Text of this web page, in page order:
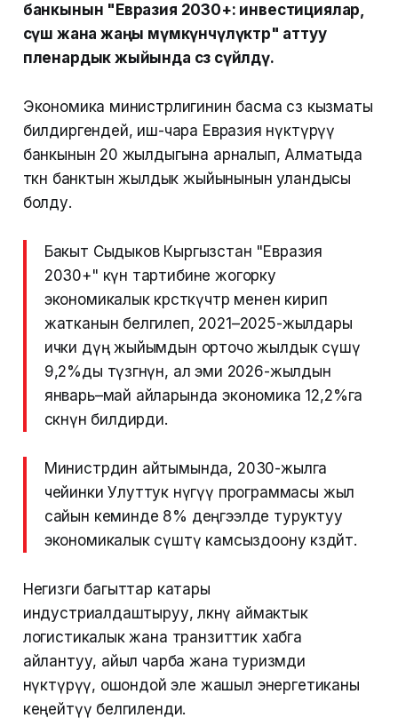
банкынын "Евразия 2030+: инвестициялар,
өсүш жана жаңы мүмкүнчүлүктөр" аттуу
пленардык жыйында сөз сүйлөдү.
Экономика министрлигинин басма сөз кызматы
билдиргендей, иш-чара Евразия өнүктүрүү
банкынын 20 жылдыгына арналып, Алматыда
өткөн банктын жылдык жыйынынын уландысы
болду.
Бакыт Сыдыков Кыргызстан "Евразия
2030+" күн тартибине жогорку
экономикалык көрсөткүчтөр менен кирип
жатканын белгилеп, 2021–2025-жылдары
ички дүң жыйымдын орточо жылдык өсүшү
9,2%ды түзгөнүн, ал эми 2026-жылдын
январь–май айларында экономика 12,2%га
өскөнүн билдирди.
Министрдин айтымында, 2030-жылга
чейинки Улуттук өнүгүү программасы жыл
сайын кеминде 8% деңгээлде туруктуу
экономикалык өсүштү камсыздоону көздөйт.
Негизги багыттар катары
индустриалдаштыруу, өлкөнү аймактык
логистикалык жана транзиттик хабга
айлантуу, айыл чарба жана туризмди
өнүктүрүү, ошондой эле жашыл энергетиканы
кеңейтүү белгиленди.